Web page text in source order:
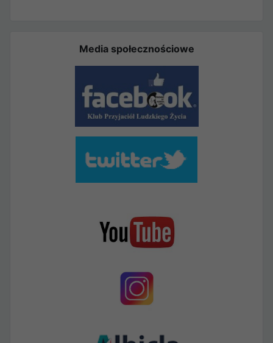
Media społecznościowe